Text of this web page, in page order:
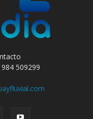
509299